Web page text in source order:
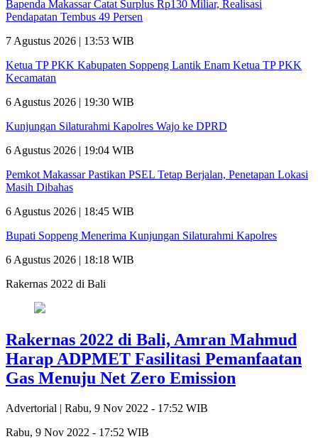
Bapenda Makassar Catat Surplus Rp130 Miliar, Realisasi
Pendapatan Tembus 49 Persen
7 Agustus 2026 | 13:53 WIB
Ketua TP PKK Kabupaten Soppeng Lantik Enam Ketua TP PKK
Kecamatan
6 Agustus 2026 | 19:30 WIB
Kunjungan Silaturahmi Kapolres Wajo ke DPRD
6 Agustus 2026 | 19:04 WIB
Pemkot Makassar Pastikan PSEL Tetap Berjalan, Penetapan Lokasi
Masih Dibahas
6 Agustus 2026 | 18:45 WIB
Bupati Soppeng Menerima Kunjungan Silaturahmi Kapolres
6 Agustus 2026 | 18:18 WIB
Rakernas 2022 di Bali
Rakernas 2022 di Bali, Amran Mahmud
Harap ADPMET Fasilitasi Pemanfaatan
Gas Menuju Net Zero Emission
Advertorial | Rabu, 9 Nov 2022 - 17:52 WIB
Rabu, 9 Nov 2022 - 17:52 WIB